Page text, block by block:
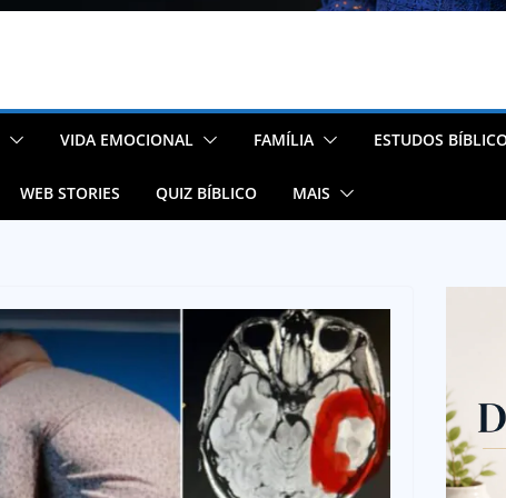
VIDA EMOCIONAL FAMÍLIA ESTUDOS
WEB STORIES QUIZ BÍBLICO MAIS